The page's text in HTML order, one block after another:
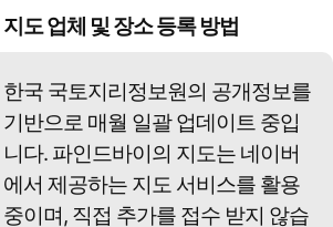
지도 업체 및 장소 등록 방법
한국 국토지리정보원의 공개정보를
기반으로 매월 일괄 업데이트 중입
니다. 파인드바이의 지도는 네이버
에서 제공하는 지도 서비스를 활용
중이며, 직접 추가를 접수 받지 않습